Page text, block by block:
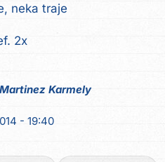
neka traje
2x
Karmely
- 19:40